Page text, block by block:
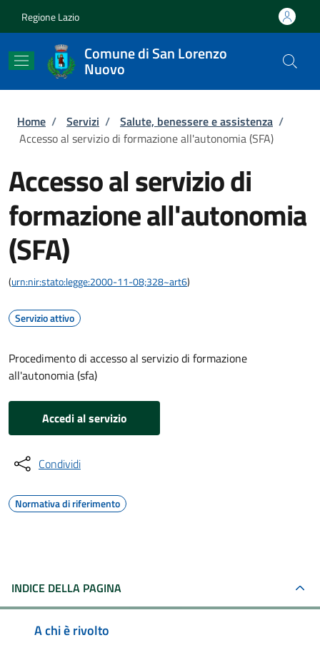
Regione Lazio
Comune di San Lorenzo
Nuovo
Briciole di pane
Home / Servizi / Salute, benessere e assistenza /
Accesso al servizio di formazione all'autonomia (SFA)
Accesso al servizio di
formazione all'autonomia
(SFA)
(urn:nir:stato:legge:2000-11-08;328~art6)
Servizio attivo
Procedimento di accesso al servizio di formazione
all'autonomia (sfa)
Accedi al servizio
Condividi
Normativa di riferimento
INDICE DELLA PAGINA
A chi è rivolto